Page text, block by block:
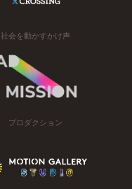
社会を動かすかけ声
プロダクション